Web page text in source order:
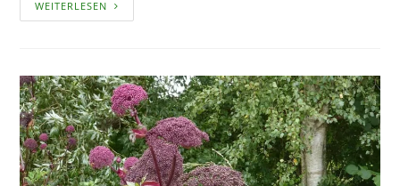
WEITERLESEN QUITTEN
–
COMEBACK